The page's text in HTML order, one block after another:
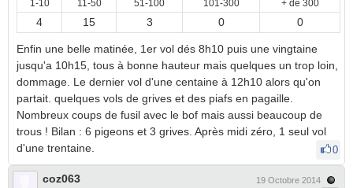
1-10 11-50 51-100 101-300 + de 300
4 15 3 0 0
Enfin une belle matinée, 1er vol dés 8h10 puis une vingtaine
jusqu'a 10h15, tous à bonne hauteur mais quelques un trop loin,
dommage. Le dernier vol d'une centaine à 12h10 alors qu'on
partait. quelques vols de grives et des piafs en pagaille.
Nombreux coups de fusil avec le bof mais aussi beaucoup de
trous ! Bilan : 6 pigeons et 3 grives. Après midi zéro, 1 seul vol
d'une trentaine.
0
coz063
19 Octobre 2014